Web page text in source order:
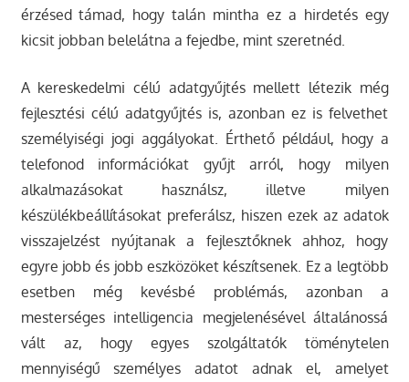
érzésed támad, hogy talán mintha ez a hirdetés egy
kicsit jobban belelátna a fejedbe, mint szeretnéd.
A kereskedelmi célú adatgyűjtés mellett létezik még
fejlesztési célú adatgyűjtés is, azonban ez is felvethet
személyiségi jogi aggályokat. Érthető például, hogy a
telefonod információkat gyűjt arról, hogy milyen
alkalmazásokat használsz, illetve milyen
készülékbeállításokat preferálsz, hiszen ezek az adatok
visszajelzést nyújtanak a fejlesztőknek ahhoz, hogy
egyre jobb és jobb eszközöket készítsenek. Ez a legtöbb
esetben még kevésbé problémás, azonban a
mesterséges intelligencia megjelenésével általánossá
vált az, hogy egyes szolgáltatók töménytelen
mennyiségű személyes adatot adnak el, amelyet